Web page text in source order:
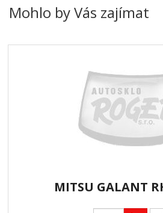
Mohlo by Vás zajímat
MITSU GALANT